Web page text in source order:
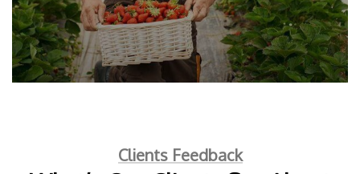
Golder Wheat
Milk & Meats Sea Fish
Clients Feedback